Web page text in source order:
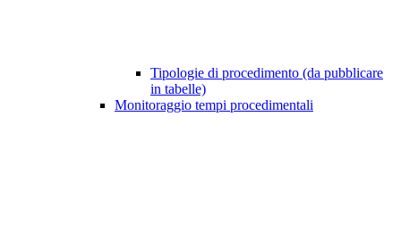
Tipologie di procedimento (da pubblicare
in tabelle)
Monitoraggio tempi procedimentali